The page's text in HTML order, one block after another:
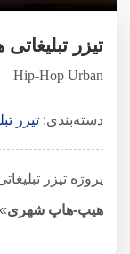
تیزر
Hip-Hop Urban
دسته‌بندی: تیزر
پروژه تیزر
هیپ-هاپ شهری»